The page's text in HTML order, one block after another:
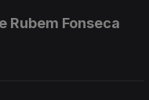
Rubem Fonseca